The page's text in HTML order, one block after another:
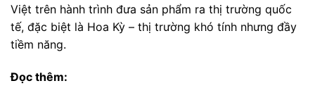
Việt trên hành trình đưa sản phẩm ra thị trường quốc
tế, đặc biệt là Hoa Kỳ – thị trường khó tính nhưng đầy
tiềm năng.
Đọc thêm: